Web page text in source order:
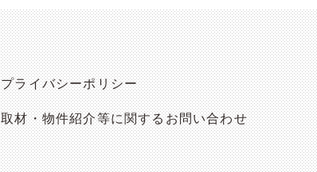
プライバシーポリシー
取材・物件紹介等に関するお問い合わせ